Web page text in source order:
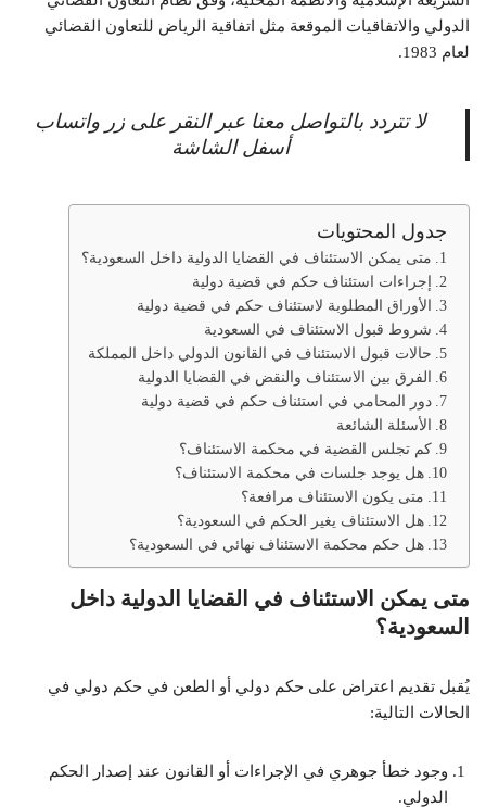
الدولي والاتفاقيات الموقعة مثل اتفاقية الرياض للتعاون القضائي
لعام 1983.
لا تتردد بالتواصل معنا عبر النقر على زر واتساب
أسفل الشاشة
جدول المحتويات
متى يمكن الاستئناف في القضايا الدولية داخل السعودية؟
إجراءات استئناف حكم في قضية دولية
الأوراق المطلوبة لاستئناف حكم في قضية دولية
شروط قبول الاستئناف في السعودية
حالات قبول الاستئناف في القانون الدولي داخل المملكة
الفرق بين الاستئناف والنقض في القضايا الدولية
دور المحامي في استئناف حكم في قضية دولية
الأسئلة الشائعة
كم تجلس القضية في محكمة الاستئناف؟
هل يوجد جلسات في محكمة الاستئناف؟
متى يكون الاستئناف مرافعة؟
هل الاستئناف يغير الحكم في السعودية؟
هل حكم محكمة الاستئناف نهائي في السعودية؟
متى يمكن الاستئناف في القضايا الدولية داخل
السعودية؟
يُقبل تقديم اعتراض على حكم دولي أو الطعن في حكم دولي في
الحالات التالية:
وجود خطأ جوهري في الإجراءات أو القانون عند إصدار الحكم
الدولي.